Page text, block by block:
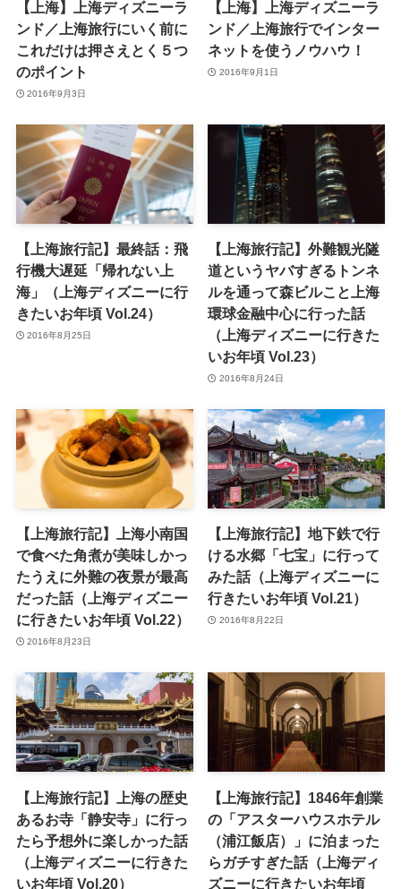
【上海】上海ディズニーラ
ンド／上海旅行にいく前に
これだけは押さえとく５つ
のポイント
2016年9月3日
【上海】上海ディズニーラ
ンド／上海旅行でインター
ネットを使うノウハウ！
2016年9月1日
【上海旅行記】最終話：飛
行機大遅延「帰れない上
海」（上海ディズニーに行
きたいお年頃 Vol.24）
2016年8月25日
【上海旅行記】外難観光隧
道というヤバすぎるトンネ
ルを通って森ビルこと上海
環球金融中心に行った話
（上海ディズニーに行きた
いお年頃 Vol.23）
2016年8月24日
【上海旅行記】上海小南国
で食べた角煮が美味しかっ
たうえに外難の夜景が最高
だった話（上海ディズニー
に行きたいお年頃 Vol.22）
2016年8月23日
【上海旅行記】地下鉄で行
ける水郷「七宝」に行って
みた話（上海ディズニーに
行きたいお年頃 Vol.21）
2016年8月22日
【上海旅行記】上海の歴史
あるお寺「静安寺」に行っ
たら予想外に楽しかった話
（上海ディズニーに行きた
いお年頃 Vol.20）
【上海旅行記】1846年創業
の「アスターハウスホテル
（‪浦江飯店‬）」に泊まった
らガチすぎた話（上海ディ
ズニーに行きたいお年頃